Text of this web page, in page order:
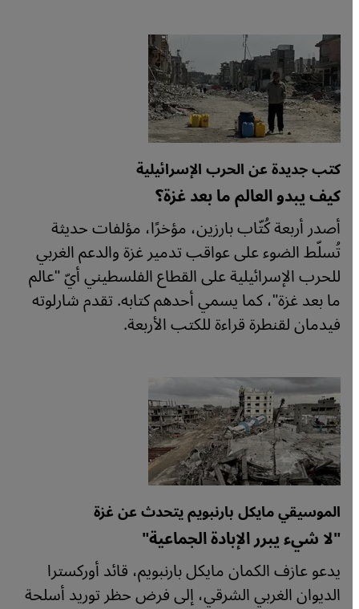
كتب جديدة عن الحرب الإسرائيلية
كيف يبدو العالم ما بعد غزة؟
أصدر أربعة كُتّاب بارزين، مؤخرًا، مؤلفات حديثة
تُسلّط الضوء على عواقب تدمير غزة والدعم الغربي
للحرب الإسرائيلية على القطاع الفلسطيني أيّ "عالم
ما بعد غزة"، كما يسمي أحدهم كتابه. تقدم شارلوته
فيدمان لقنطرة قراءة للكتب الأربعة.
الموسيقي مايكل بارنبويم يتحدث عن غزة
"لا شيء يبرر الإبادة الجماعية"
يدعو عازف الكمان مايكل بارنبويم، قائد أوركسترا
الديوان الغربي الشرقي، إلى فرض حظر توريد أسلحة